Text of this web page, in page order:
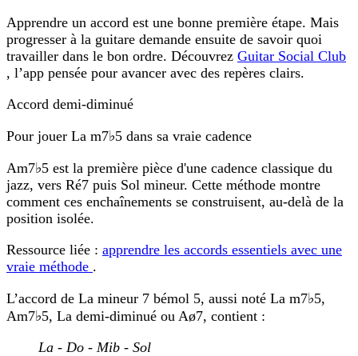
Apprendre un accord est une bonne première étape. Mais
progresser à la guitare demande ensuite de savoir quoi
travailler dans le bon ordre. Découvrez Guitar Social Club
, l’app pensée pour avancer avec des repères clairs.
Accord demi-diminué
Pour jouer La m7♭5 dans sa vraie cadence
Am7♭5 est la première pièce d'une cadence classique du
jazz, vers Ré7 puis Sol mineur. Cette méthode montre
comment ces enchaînements se construisent, au-delà de la
position isolée.
Ressource liée : apprendre les accords essentiels avec une
vraie méthode .
L’accord de La mineur 7 bémol 5, aussi noté La m7♭5,
Am7♭5, La demi-diminué ou Aø7, contient :
La - Do - Mib - Sol